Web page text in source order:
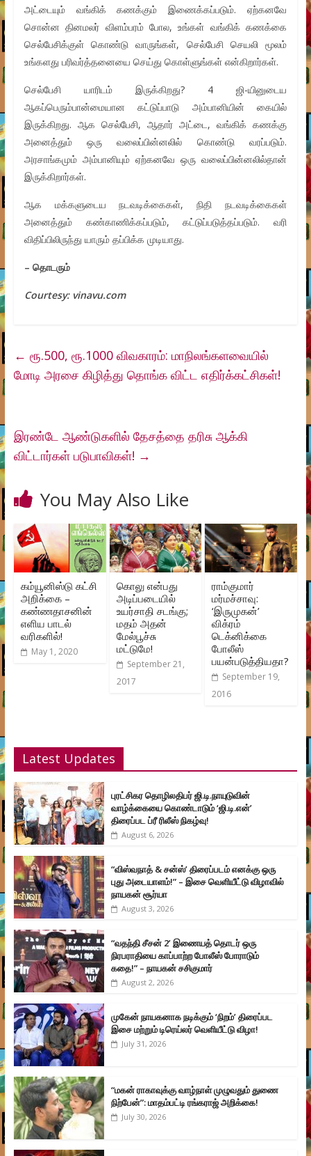
அட்டையும் வங்கிக் கணக்கும் இணைக்கப்படும். ஏற்கனவே
சொன்ன தினமலர் விளம்பரம் போல, உங்கள் வங்கிக் கணக்கை
செல்பேசிக்குள் கொண்டு வாருங்கள், செல்பேசி செயலி மூலம்
உங்களது பரிவர்த்தனையை செய்து கொள்ளுங்கள் என்கிறார்கள்.
செல்பேசி யாரிடம் இருக்கிறது? 4 ஜி-யினுடைய
ஆகப்பெரும்பான்மையான கட்டுப்பாடு அம்பானியின் கையில்
இருக்கிறது. ஆக செல்பேசி, ஆதார் அட்டை, வங்கிக் கணக்கு
அனைத்தும் ஒரு வலைப்பின்னலில் கொண்டு வரப்படும்.
அரசாங்கமும் அம்பானியும் ஏற்கனவே ஒரு வலைப்பின்னலில்தான்
இருக்கிறார்கள்.
ஆக மக்களுடைய நடவடிக்கைகள், நிதி நடவடிக்கைகள்
அனைத்தும் கண்காணிக்கப்படும், கட்டுப்படுத்தப்படும். வரி
விதிப்பிலிருந்து யாரும் தப்பிக்க முடியாது.
– தொடரும்
Courtesy: vinavu.com
← ரூ.500, ரூ.1000 விவகாரம்: மாநிலங்களவையில்
மோடி அரசை கிழித்து தொங்க விட்ட எதிர்க்கட்சிகள்!
இரண்டே ஆண்டுகளில் தேசத்தை தரிசு ஆக்கி
விட்டார்கள் படுபாவிகள்! →
You May Also Like
கம்யூனிஸ்டு கட்சி
அறிக்கை –
கண்ணதாசனின்
எளிய பாடல்
வரிகளில்!
May 1, 2020
கொலு என்பது
அடிப்படையில்
உயர்சாதி சடங்கு;
மதம் அதன்
மேல்பூச்சு
மட்டுமே!
September 21,
2017
ராம்குமார்
மர்மச்சாவு:
‘இருமுகன்’
விக்ரம்
டெக்னிக்கை
போலீஸ்
பயன்படுத்தியதா?
September 19,
2016
Latest Updates
புரட்சிகர தொழிலதிபர் ஜி.டி.நாயுடுவின்
வாழ்க்கையை கொண்டாடும் ‘ஜி.டி.என்’
திரைப்பட ப்ரீ ரிலீஸ் நிகழ்வு!
August 6, 2026
“விஸ்வநாத் & சன்ஸ்’ திரைப்படம் எனக்கு ஒரு
புது அடையாளம்!” – இசை வெளியீட்டு விழாவில்
நாயகன் சூர்யா
August 3, 2026
“வதந்தி சீசன் 2’ இணையத் தொடர் ஒரு
நிரபராதியை காப்பாற்ற போலீஸ் போராடும்
கதை!” – நாயகன் சசிகுமார்
August 2, 2026
முகேன் நாயகனாக நடிக்கும் ‘நிறம்’ திரைப்பட
இசை மற்றும் டிரெய்லர் வெளியீட்டு விழா!
July 31, 2026
“மகன் ராகாவுக்கு வாழ்நாள் முழுவதும் துணை
நிற்பேன்”: மாதம்பட்டி ரங்கராஜ் அறிக்கை!
July 30, 2026